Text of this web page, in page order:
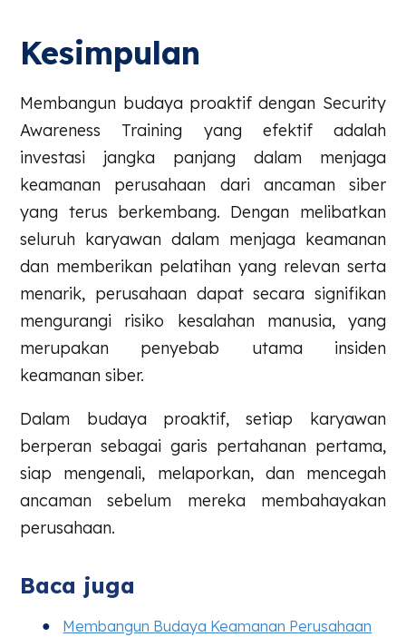
Kesimpulan
Membangun budaya proaktif dengan Security
Awareness Training yang efektif adalah
investasi jangka panjang dalam menjaga
keamanan perusahaan dari ancaman siber
yang terus berkembang. Dengan melibatkan
seluruh karyawan dalam menjaga keamanan
dan memberikan pelatihan yang relevan serta
menarik, perusahaan dapat secara signifikan
mengurangi risiko kesalahan manusia, yang
merupakan penyebab utama insiden
keamanan siber.
Dalam budaya proaktif, setiap karyawan
berperan sebagai garis pertahanan pertama,
siap mengenali, melaporkan, dan mencegah
ancaman sebelum mereka membahayakan
perusahaan.
Baca juga
Membangun Budaya Keamanan Perusahaan